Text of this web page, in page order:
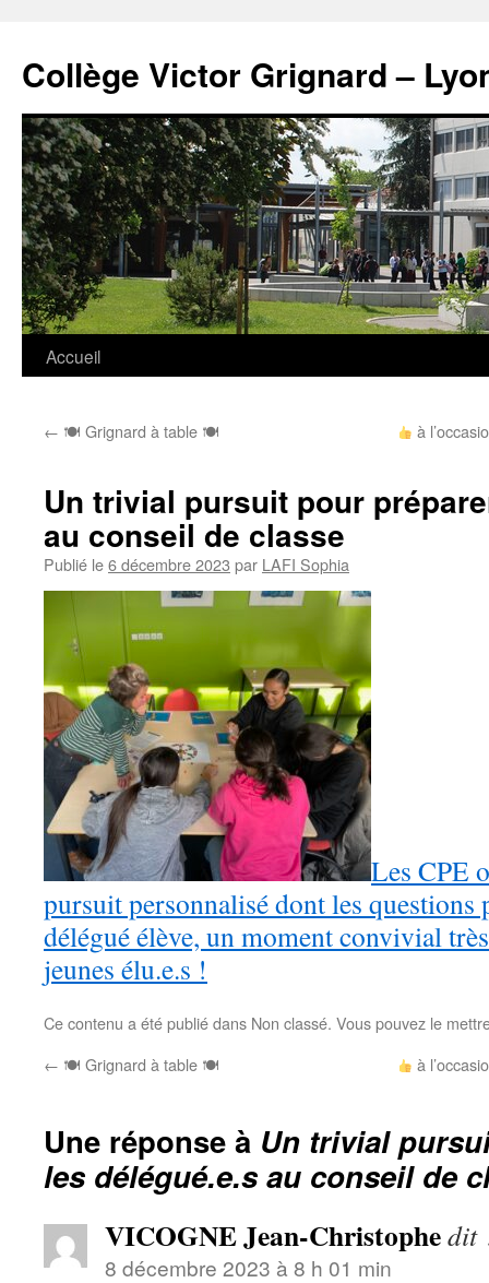
contenu
Collège Victor Grignard –
Accueil
← 🍽 Grignard à table 🍽 à
Un trivial pursuit pour
au conseil de classe
Publié le6 décembre 2023 par LAFI Sophia
Les CPE
pursuit personnalisé dont les questions
délégué élève, un moment convivial
jeunes élu.e.s !
Ce contenu a été publié dans Non classé. Vous pouvez le
← 🍽 Grignard à table 🍽 à
Une réponse à Un trivial
les délégué.e.s au conseil de
VICOGNE Jean-Christophedit
8 décembre 2023 à 8 h 01 min